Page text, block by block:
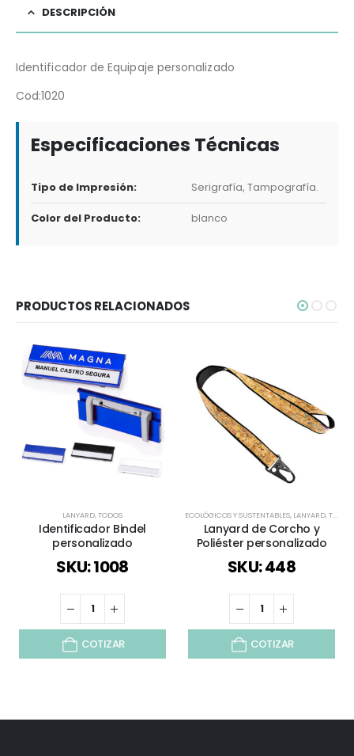
DESCRIPCIÓN
Identificador de Equipaje personalizado
Cod:1020
Especificaciones Técnicas
Tipo de Impresión: Serigrafía, Tampografía.
Color del Producto: blanco
PRODUCTOS RELACIONADOS
LANYARD,TODOS
Identificador Bindel
personalizado
SKU: 1008
COTIZAR
ECOLÓGICOS Y SUSTENTABLES, LANYARD,TODOS
Lanyard de Corcho y
Poliéster personalizado
SKU: 448
COTIZAR